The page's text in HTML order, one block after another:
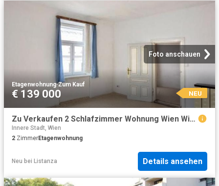
Foto anschauen
Etagenwohnung·Zum Kauf
€ 139 000 NEU
Zu Verkaufen 2 Schlafzimmer Wohnung Wien Wien DS104827928
Innere Stadt, Wien
2 ZimmerEtagenwohnung
Neu bei Listanza Details ansehen